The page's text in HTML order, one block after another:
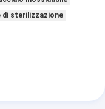
sterilizzazione